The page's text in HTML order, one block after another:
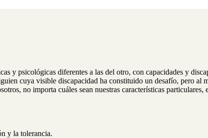
y psicológicas diferentes a las del otro, con capacidades y
cuya visible discapacidad ha constituido un desafío, pero al
no importa cuáles sean nuestras características
y la tolerancia.